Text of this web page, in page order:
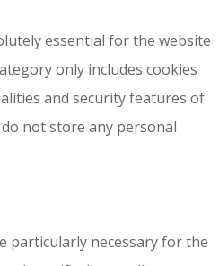
essential for the website
only includes cookies
and security features of
not store any personal
particularly necessary for the